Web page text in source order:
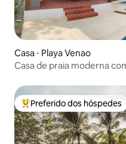
Casa ⋅ Playa Venao
Casa de praia moderna
Entre os melhores
Preferido dos hóspedes